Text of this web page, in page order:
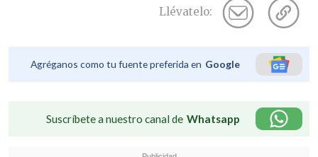
Llévatelo:
Agréganos como tu fuente preferida en Google
Suscríbete a nuestro canal de Whatsapp